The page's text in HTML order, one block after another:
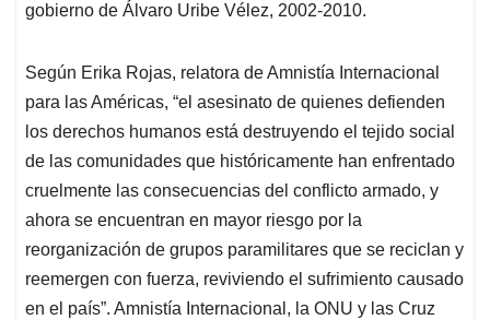
gobierno de Álvaro Uribe Vélez, 2002-2010.
Según Erika Rojas, relatora de Amnistía Internacional
para las Américas, “el asesinato de quienes defienden
los derechos humanos está destruyendo el tejido social
de las comunidades que históricamente han enfrentado
cruelmente las consecuencias del conflicto armado, y
ahora se encuentran en mayor riesgo por la
reorganización de grupos paramilitares que se reciclan y
reemergen con fuerza, reviviendo el sufrimiento causado
en el país”. Amnistía Internacional, la ONU y las Cruz